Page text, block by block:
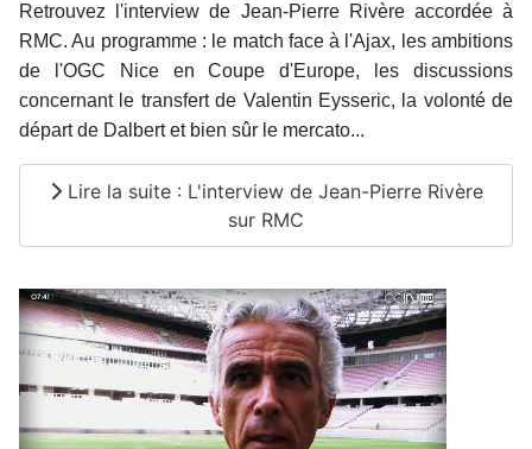
Retrouvez l'interview de Jean-Pierre Rivère accordée à
RMC. Au programme : le match face à l'Ajax, les ambitions
de l'OGC Nice en Coupe d'Europe, les discussions
concernant le transfert de Valentin Eysseric, la volonté de
départ de Dalbert et bien sûr le mercato...
Lire la suite : L'interview de Jean-Pierre Rivère
sur RMC